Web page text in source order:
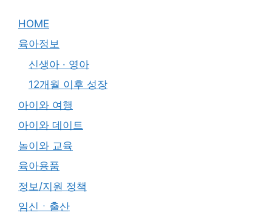
HOME
육아정보
신생아 · 영아
12개월 이후 성장
아이와 여행
아이와 데이트
놀이와 교육
육아용품
정보/지원 정책
임신ㆍ출산